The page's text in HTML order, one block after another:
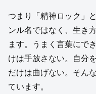
つまり「精神ロック」
ンル名ではなく、生き
ます。うまく言葉にで
けは手放さない。自分
だけは曲げない。そん
ています。